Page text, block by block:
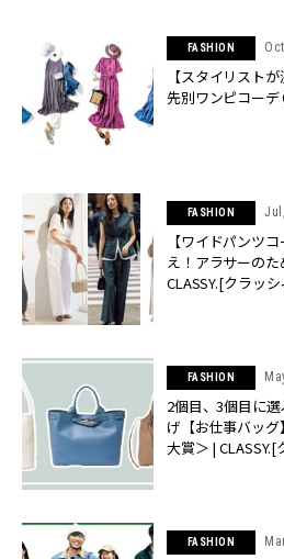
FASHION
【スタイリスト
先別ワンピコーデ
FASHION
【ワイドパンツ
え！アラサーの
CLASSY.[クラッシ
FASHION
2個目、3個目に
げ【お仕事バッグ
大賞＞ |
FASHION